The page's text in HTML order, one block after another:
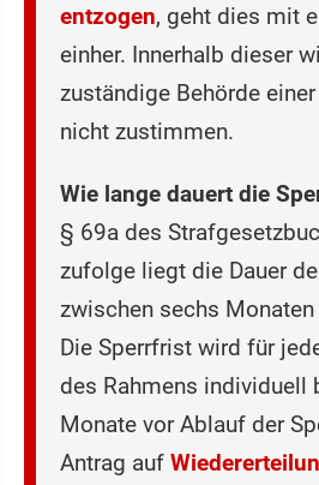
entzogen, geht dies mit
einher. Innerhalb dieser
zuständige Behörde
nicht zustimmen.
Wie lange dauert die
§ 69a des
zufolge liegt die Dauer
zwischen sechs
Die Sperrfrist wird für
des Rahmens individuell
Monate vor Ablauf der
Antrag auf